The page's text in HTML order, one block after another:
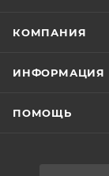
КОМПАНИЯ
ИНФОРМАЦИЯ
ПОМОЩЬ